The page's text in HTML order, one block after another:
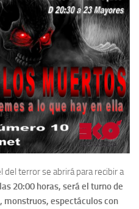
del terror se abrirá para recibir a
20:00 horas, será el turno de
monstruos, espectáculos con